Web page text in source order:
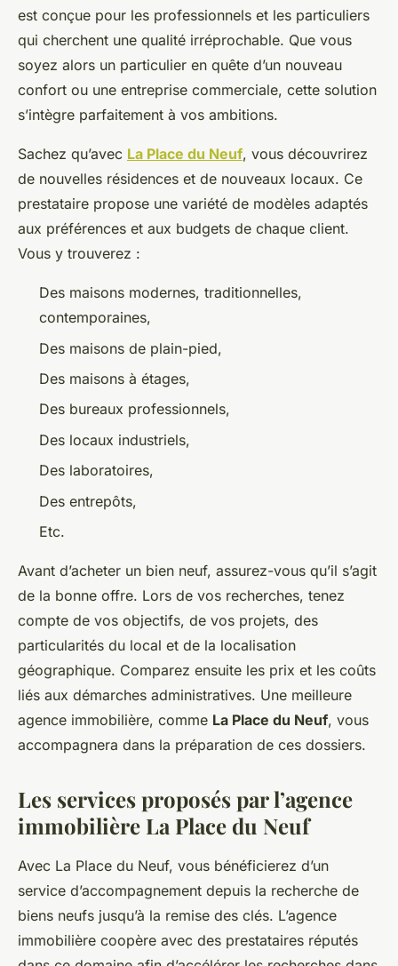
est conçue pour les professionnels et les particuliers
qui cherchent une qualité irréprochable. Que vous
soyez alors un particulier en quête d’un nouveau
confort ou une entreprise commerciale, cette solution
s’intègre parfaitement à vos ambitions.
Sachez qu’avec La Place du Neuf, vous découvrirez
de nouvelles résidences et de nouveaux locaux. Ce
prestataire propose une variété de modèles adaptés
aux préférences et aux budgets de chaque client.
Vous y trouverez :
Des maisons modernes, traditionnelles,
contemporaines,
Des maisons de plain-pied,
Des maisons à étages,
Des bureaux professionnels,
Des locaux industriels,
Des laboratoires,
Des entrepôts,
Etc.
Avant d’acheter un bien neuf, assurez-vous qu’il s’agit
de la bonne offre. Lors de vos recherches, tenez
compte de vos objectifs, de vos projets, des
particularités du local et de la localisation
géographique. Comparez ensuite les prix et les coûts
liés aux démarches administratives. Une meilleure
agence immobilière, comme La Place du Neuf, vous
accompagnera dans la préparation de ces dossiers.
Les services proposés par l’agence
immobilière La Place du Neuf
Avec La Place du Neuf, vous bénéficierez d’un
service d’accompagnement depuis la recherche de
biens neufs jusqu’à la remise des clés. L’agence
immobilière coopère avec des prestataires réputés